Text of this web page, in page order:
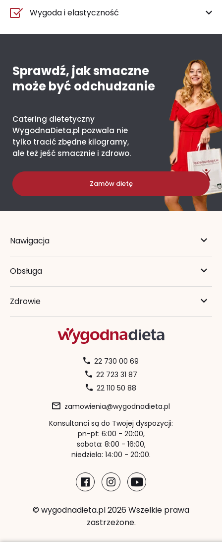
Wygoda i elastyczność
Sprawdź, jak smaczne
może być odchudzanie
Catering dietetyczny
WygodnaDieta.pl pozwala nie
tylko tracić zbędne kilogramy,
ale też jeść smacznie i zdrowo.
Zamów dietę
Nawigacja
Obsługa
Zdrowie
22 730 00 69
22 723 31 87
22 110 50 88
zamowienia@wygodnadieta.pl
Konsultanci są do Twojej dyspozycji:
pn-pt: 6:00 - 20:00,
sobota: 8:00 - 16:00,
niedziela: 14:00 - 20:00.
© wygodnadieta.pl 2026 Wszelkie prawa
zastrzeżone.